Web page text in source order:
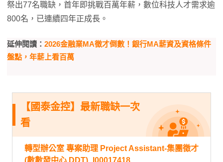
祭出77名職缺，首年即挑戰百萬年薪，數位科技人才需求逾
800名，已連續四年正成長。
延伸閱讀： 2026金融業MA徵才倒數！銀行MA薪資及資格條件
盤點，年薪上看百萬
【國泰金控】最新職缺一次
看
轉型辦公室 專案助理 Project Assistant-集團徵才
(數數發中心,DDT)_I00017418